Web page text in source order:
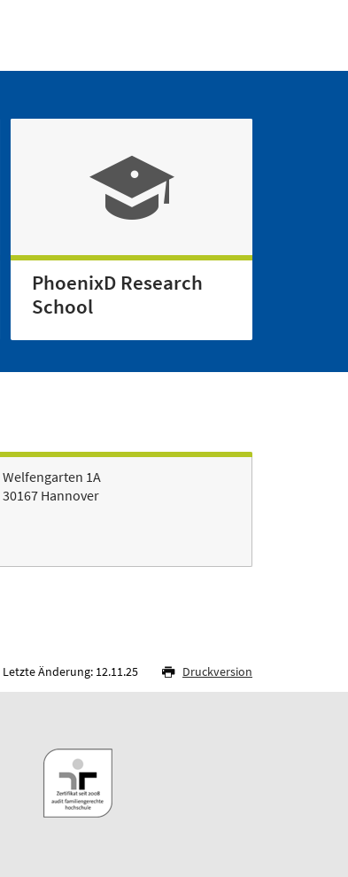
PhoenixD Research
School
Welfengarten 1A
30167 Hannover
Letzte Änderung: 12.11.25 Druckversion